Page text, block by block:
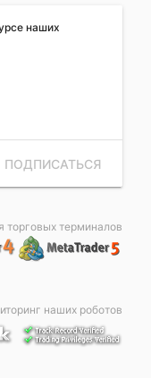
наших
ПОДПИСАТЬСЯ
торговых терминалов
наших роботов